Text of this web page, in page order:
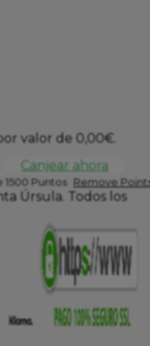
valor de 0,00€.
Canjear ahora
Puntos Remove
Úrsula. Todos los